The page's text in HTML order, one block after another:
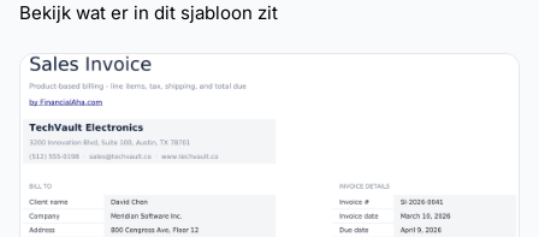
Bekijk wat er in dit sjabloon zit